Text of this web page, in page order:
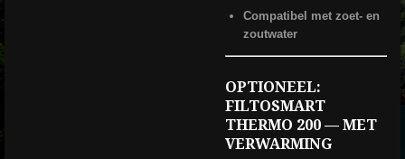
Compatibel met zoet- en
zoutwater
OPTIONEEL:
FILTOSMART
THERMO 200 — MET
VERWARMING